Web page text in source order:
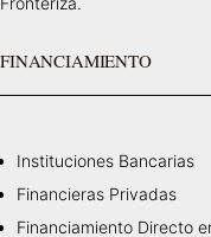
FINANCIAMIENTO
Instituciones Bancarias
Financieras Privadas
Financiamiento Directo